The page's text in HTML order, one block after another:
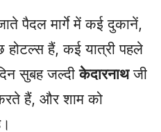
पैदल मार्गे में कई दुकानें,
होटल्स हैं, कई यात्री पहले
सुबह जल्दीकेदारनाथजी
हैं, और शाम को